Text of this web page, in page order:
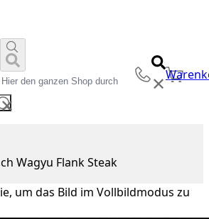
✕
✕
Wagyu Flank Steak
um das Bild im Vollbildmodus zu